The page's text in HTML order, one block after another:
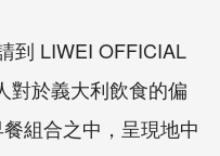
到 LIWEI OFFICIAL
對於義大利飲食的偏
組合之中，呈現地中